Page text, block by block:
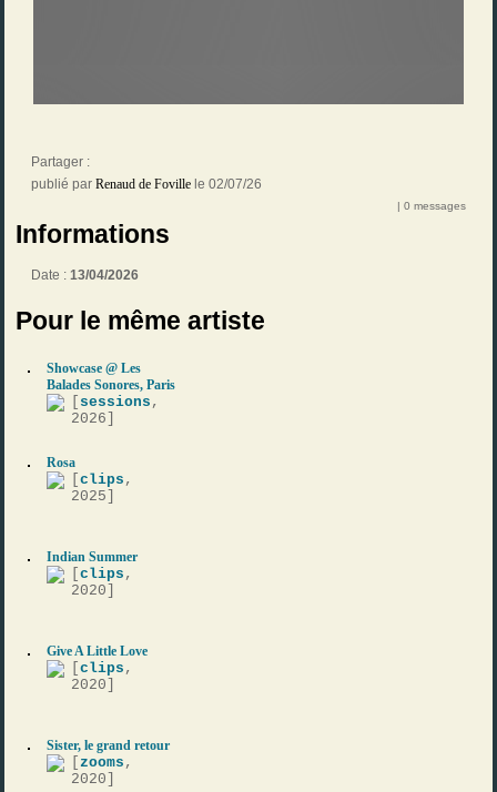
Partager :
publié par Renaud de Foville le 02/07/26
| 0 messages
Informations
Date :13/04/2026
Pour le même artiste
Showcase @ Les
Balades Sonores, Paris
sessions ,
2026]
Rosa
[clips ,
2025]
Indian Summer
[clips ,
2020]
Give A Little Love
[clips ,
2020]
Sister, le grand retour
[zooms ,
2020]